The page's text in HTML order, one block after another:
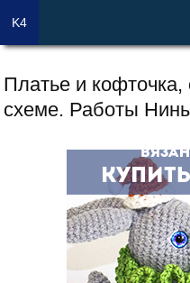
Платье и
схеме. Работы
K4